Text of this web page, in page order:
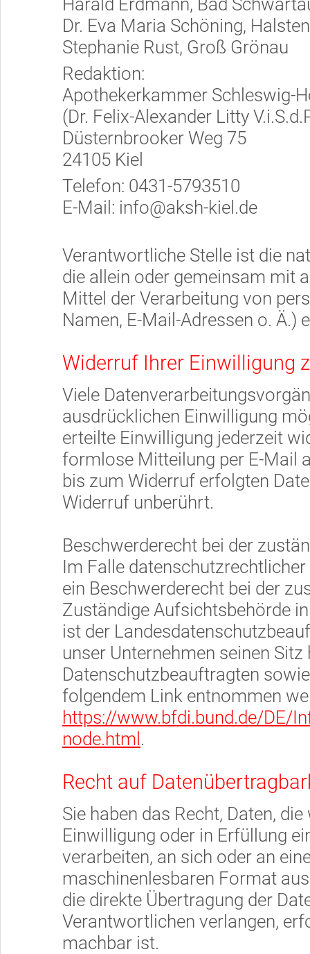
Harald Erdmann, Bad
Dr. Eva Maria Schöning,
Stephanie Rust, Groß Grönau
Redaktion:
Apothekerkammer Schleswig-
(Dr. Felix-Alexander Litty
Düsternbrooker Weg 75
24105 Kiel
Telefon: 0431-5793510
E-Mail: info@aksh-kiel.de
Verantwortliche Stelle ist die
die allein oder gemeinsam mit
Mittel der Verarbeitung von
Namen, E-Mail-Adressen o. Ä.)
Widerruf Ihrer Einwilligung
Viele
ausdrücklichen Einwilligung
erteilte Einwilligung jederzeit
formlose Mitteilung per E-Mail
bis zum Widerruf erfolgten
Widerruf unberührt.
Beschwerderecht bei der
Im Falle
ein Beschwerderecht bei der
Zuständige Aufsichtsbehörde
ist der
unser Unternehmen seinen Sitz
Datenschutzbeauftragten
folgendem Link entnommen
https://www.bfdi.bund.de/DE/
node.html .
Recht auf
Sie haben das Recht, Daten,
Einwilligung oder in Erfüllung
verarbeiten, an sich oder an
maschinenlesbaren Format
die direkte Übertragung der
Verantwortlichen verlangen,
machbar ist.